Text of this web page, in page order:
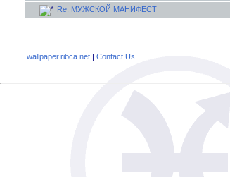
Re: МУЖСКОЙ МАНИФЕСТ
wallpaper.ribca.net | Contact Us